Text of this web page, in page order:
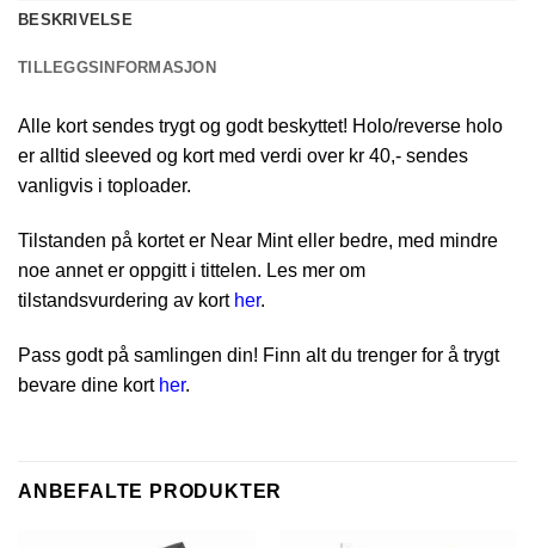
BESKRIVELSE
TILLEGGSINFORMASJON
Alle kort sendes trygt og godt beskyttet! Holo/reverse holo
er alltid sleeved og kort med verdi over kr 40,- sendes
vanligvis i toploader.
Tilstanden på kortet er Near Mint eller bedre, med mindre
noe annet er oppgitt i tittelen. Les mer om
tilstandsvurdering av kort her.
Pass godt på samlingen din! Finn alt du trenger for å trygt
bevare dine kort her.
ANBEFALTE PRODUKTER